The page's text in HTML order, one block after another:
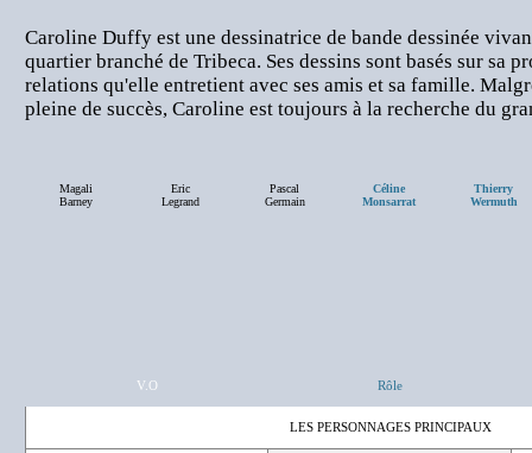
Caroline Duffy est une dessinatrice de bande dessinée
quartier branché de Tribeca. Ses dessins sont basés sur sa
relations qu'elle entretient avec ses amis et sa famille.
pleine de succès, Caroline est toujours à la recherche du
Magali
Barney
Eric
Legrand
Pascal
Germain
Céline
Monsarrat
Thierry
Wermuth
V.O Rôle
LES PERSONNAGES PRINCIPAUX